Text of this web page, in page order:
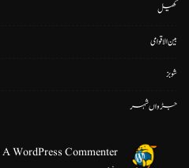
کھیل
بین الاقوامی
شوبز
جڑواں شہر
A WordPress Commenter